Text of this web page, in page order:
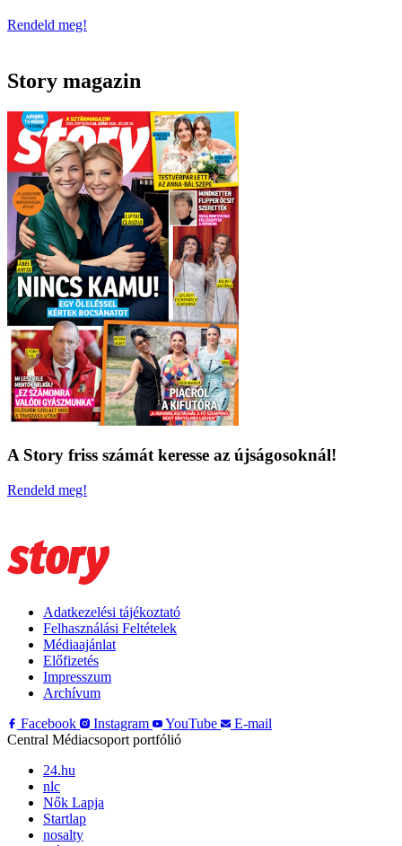
Rendeld meg!
Story magazin
A Story friss számát keresse az újságosoknál!
Rendeld meg!
Adatkezelési tájékoztató
Felhasználási Feltételek
Médiaajánlat
Előfizetés
Impresszum
Archívum
Facebook
Instagram YouTube
E-mail
Central Médiacsoport portfólió
24.hu
nlc
Nők Lapja
Startlap
nosalty